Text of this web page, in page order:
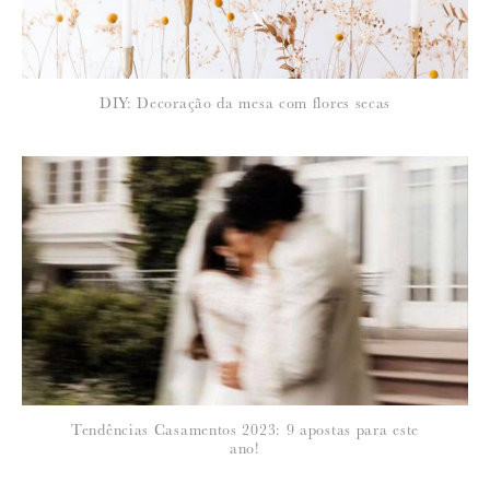
DIY: Decoração da mesa com flores secas
Tendências Casamentos 2023: 9 apostas para este
ano!